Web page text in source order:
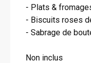
- Plats &
- Biscuits roses
- Sabrage de
Non inclus